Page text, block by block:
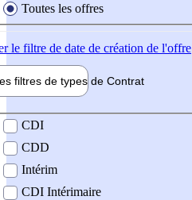
Toutes les offres
le filtre de date de création de l'offre
filtres de types de Contrat
contrat
CDI
CDD
Intérim
CDI Intérimaire